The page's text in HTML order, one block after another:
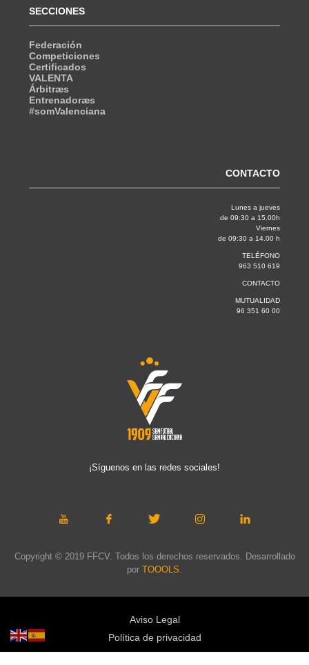
SECCIONES
Federación
Competiciones
Certificados
VALENTA
Árbitræs
Entrenadoræs
#somValenciana
CONTACTO
Lunes a jueves
de 09:30 a 15.00h
Viernes
de 09:30 a 14.00 h
TELÉFONO
963 510 619
CONTACTO
MUTUALIDAD
96 351 60 00
¡Síguenos en las redes sociales!
Copyright © 2019 FFCV. Todos los derechos reservados. Desarrollado
por TOOOLS.
Aviso Legal
Política de privacidad
Política de cookies